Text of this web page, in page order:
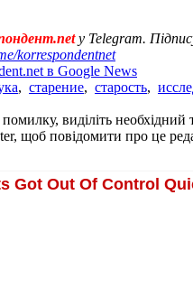
у Telegram.
korrespondentnet
в Google News
, старение, старость,
виділіть необхідний
щоб повідомити про це